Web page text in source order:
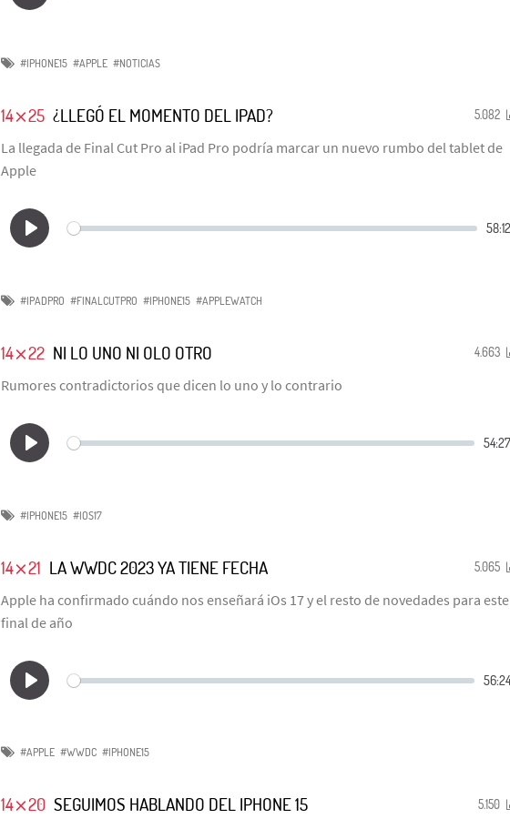
#IPHONE15 #APPLE #NOTICIAS
5.082
14⨯25 ¿LLEGÓ EL MOMENTO DEL IPAD?
La llegada de Final Cut Pro al iPad Pro podría marcar un nuevo rumbo del tablet de
Apple
#IPADPRO #FINALCUTPRO #IPHONE15 #APPLEWATCH
4.663
14⨯22 NI LO UNO NI OLO OTRO
Rumores contradictorios que dicen lo uno y lo contrario
#IPHONE15 #IOS17
5.065
14⨯21 LA WWDC 2023 YA TIENE FECHA
Apple ha confirmado cuándo nos enseñará iOs 17 y el resto de novedades para este
final de año
#APPLE #WWDC #IPHONE15
5.150
14⨯20 SEGUIMOS HABLANDO DEL IPHONE 15